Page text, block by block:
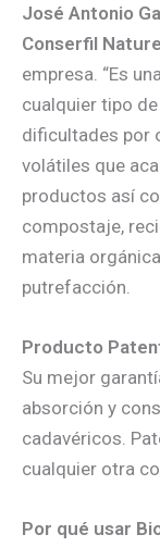
José Antonio
Conserfil Nature
empresa. “Es
cualquier tipo
dificultades por
volátiles que
productos así
compostaje,
materia
putrefacción.
Producto
Su mejor
absorción y
cadavéricos.
cualquier otra
Por qué usar